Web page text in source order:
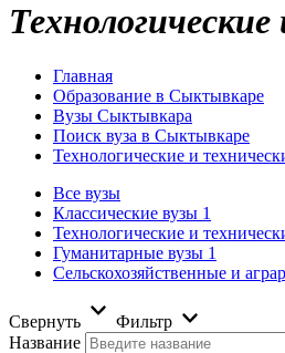
Главная
Образование в Сыктывкаре
Вузы Сыктывкара
Поиск вуза в Сыктывкаре
Технологические и
Все вузы
Классические вузы 1
Технологические и
Гуманитарные вузы 1
Сельскохозяйственные и
Свернуть
Фильтр
Название